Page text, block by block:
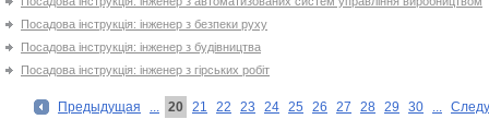
Посадова інструкція: інженер з безпеки руху
Посадова інструкція: інженер з будівництва
Посадова інструкція: інженер з гірських робіт
Предыдущая ... 20 21 22 23 24 25 26 27 28 29 30 ...